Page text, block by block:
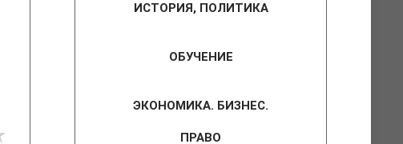
ИСТОРИЯ, ПОЛИТИКА
ОБУЧЕНИЕ
ЭКОНОМИКА. БИЗНЕС.
ПРАВО